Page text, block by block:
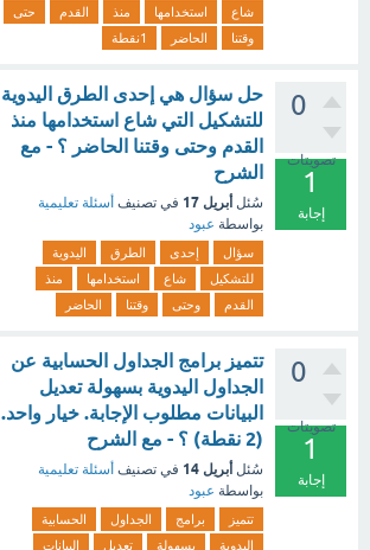
شاع
استخدامها منذ القدم
حتى
وقتنا
الحاضر 1نقطة
0
تصويتات
1
إجابة
حل سؤال هي إحدى الطرق اليدوية
للتشكيل التي شاع استخدامها منذ
القدم وحتى وقتنا الحاضر ؟ - مع
الشرح
سُئل أبريل 17 في تصنيف أسئلة تعليمية
بواسطة عبود
سؤال إحدى الطرق
اليدوية
للتشكيل
شاع استخدامها
منذ
القدم
وحتى وقتنا الحاضر
0
تصويتات
1
إجابة
تتميز برامج الجداول الحسابية عن
الجداول اليدوية بسهولة تعديل
البيانات مطلوب الإجابة. خيار واحد.
(2 نقطة) ؟ - مع الشرح
سُئل أبريل 14 في تصنيف أسئلة تعليمية
بواسطة عبود
تتميز برامج الجداول
الحسابية
اليدوية
بسهولة تعديل البيانات